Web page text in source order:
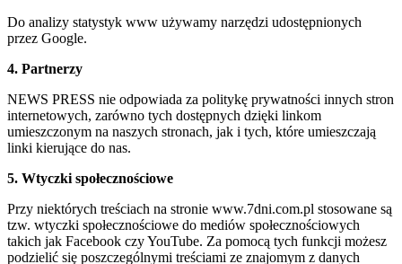
Do analizy statystyk www używamy narzędzi udostępnionych
przez Google.
4. Partnerzy
NEWS PRESS nie odpowiada za politykę prywatności innych stron
internetowych, zarówno tych dostępnych dzięki linkom
umieszczonym na naszych stronach, jak i tych, które umieszczają
linki kierujące do nas.
5. Wtyczki społecznościowe
Przy niektórych treściach na stronie www.7dni.com.pl stosowane są
tzw. wtyczki społecznościowe do mediów społecznościowych
takich jak Facebook czy YouTube. Za pomocą tych funkcji możesz
podzielić się poszczególnymi treściami ze znajomym z danych